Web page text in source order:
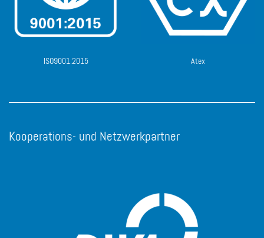
ISO9001:2015 Atex
Kooperations- und Netzwerkpartner